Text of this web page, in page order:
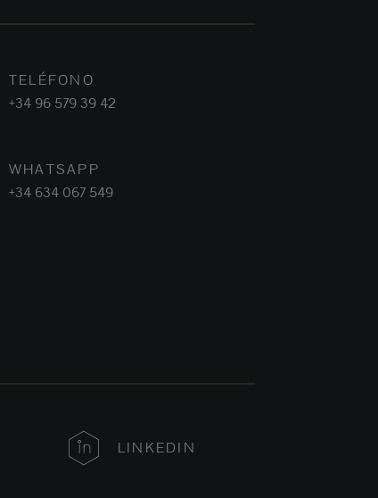
TELÉFONO
+34 96 579 39 42
WHATSAPP
+34 634 067 549
LINKEDIN